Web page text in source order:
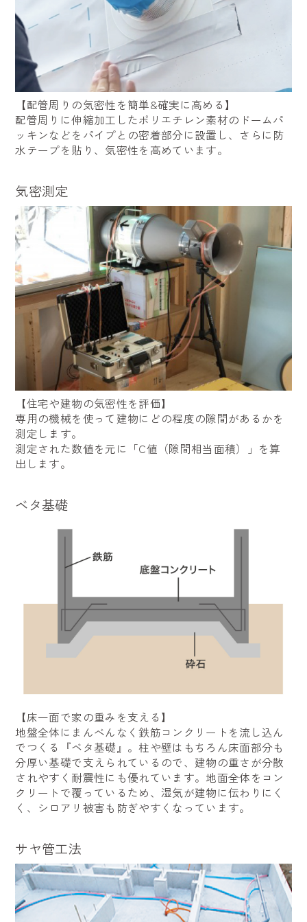
【配管周りの気密性を簡単&確実に高める】
配管周りに伸縮加工したポリエチレン素材のドームパ
ッキンなどをパイプとの密着部分に設置し、さらに防
水テープを貼り、気密性を高めています。
気密測定
【住宅や建物の気密性を評価】
専用の機械を使って建物にどの程度の隙間があるかを
測定します。
測定された数値を元に「C値（隙間相当面積）」を算
出します。
ベタ基礎
【床一面で家の重みを支える】
地盤全体にまんべんなく鉄筋コンクリートを流し込ん
でつくる『ベタ基礎』。柱や壁はもちろん床面部分も
分厚い基礎で支えられているので、建物の重さが分散
されやすく耐震性にも優れています。地面全体をコン
クリートで覆っているため、湿気が建物に伝わりにく
く、シロアリ被害も防ぎやすくなっています。
サヤ管工法